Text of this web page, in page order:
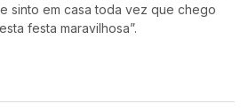
sinto em casa toda vez que chego
festa maravilhosa”.